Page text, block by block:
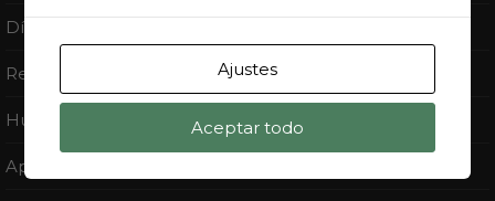
Día del Cid
Revista Ossa
Huesa Lee
Apadrina un Chopo
Ajustes
Aceptar todo